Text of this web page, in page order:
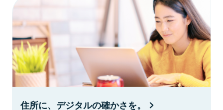
住所に、デジタルの確かさを。